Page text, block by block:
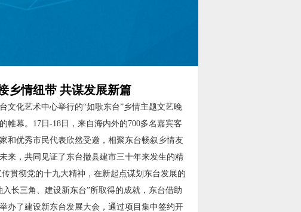
乡情纽带 共谋发展新篇
文化艺术中心举行的“如歌东台”乡情主题文艺晚
帷幕。17日-18日，来自海内外的700多名嘉宾客
和优秀市民代表欣然受邀，相聚东台畅叙乡情友
来，共同见证了东台撤县建市三十年来发生的精
贯彻党的十九大精神，在新起点谋划东台发展的
长三角、建设新东台”所取得的成就，东台借助
办了建设新东台发展大会，通过项目集中签约开